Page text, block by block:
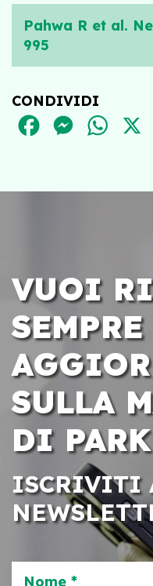
Pahwa R et al.
995
CONDIVIDI
FACEBOOK
VUOI
SEMPRE
SULLA
DI
ISCRIVITI
Nome *